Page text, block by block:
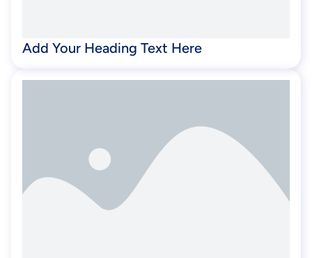
Add Your Heading Text Here